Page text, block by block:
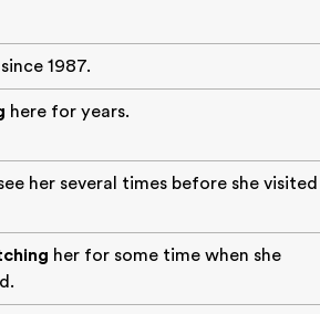
1987.
here for years.
her several times before she visited
her for some time when she